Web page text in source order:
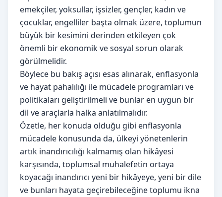
emekçiler, yoksullar, işsizler, gençler, kadın ve
çocuklar, engelliler başta olmak üzere, toplumun
büyük bir kesimini derinden etkileyen çok
önemli bir ekonomik ve sosyal sorun olarak
görülmelidir.
Böylece bu bakış açısı esas alınarak, enflasyonla
ve hayat pahalılığı ile mücadele programları ve
politikaları geliştirilmeli ve bunlar en uygun bir
dil ve araçlarla halka anlatılmalıdır.
Özetle, her konuda olduğu gibi enflasyonla
mücadele konusunda da, ülkeyi yönetenlerin
artık inandırıcılığı kalmamış olan hikâyesi
karşısında, toplumsal muhalefetin ortaya
koyacağı inandırıcı yeni bir hikâyeye, yeni bir dile
ve bunları hayata geçirebileceğine toplumu ikna